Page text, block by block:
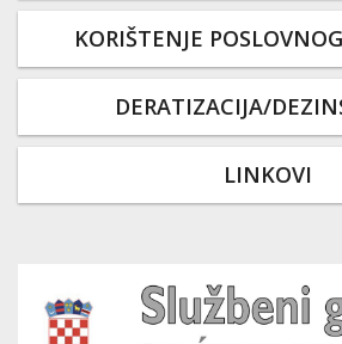
KORIŠTENJE
DERATIZACIJA/
LINKOVI